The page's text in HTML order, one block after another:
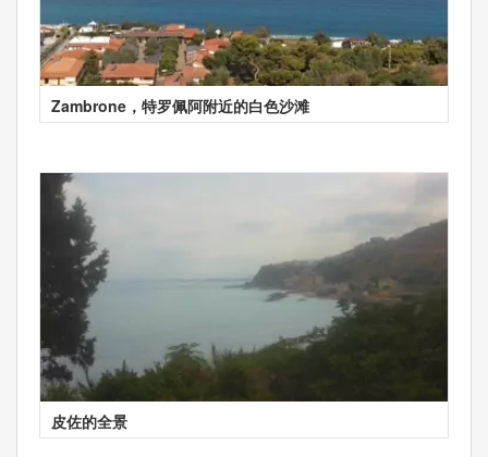
Zambrone，特罗佩阿附近的白色沙滩
皮佐的全景